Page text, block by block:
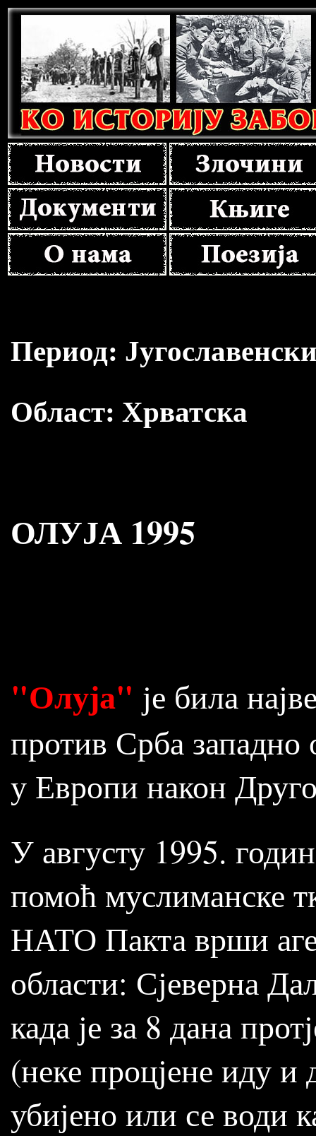
Период:
Област: Хрватска
ОЛУЈА 1995
"Олуја" је била
против Срба западно
у Европи након
У августу 1995.
помоћ муслиманске
НАТО Пакта врши
области: Сјеверна
када је за 8 дана
(неке процјене иду и
убијено или се води